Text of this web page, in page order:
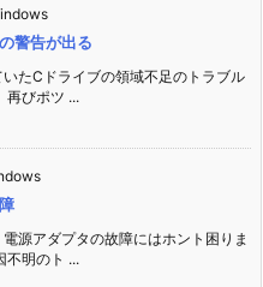
警告が出る
たCドライブの領域不足のトラブル
再びポツ ...
源アダプタの故障にはホント困りま
不明のト ...